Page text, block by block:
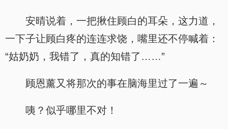
安晴说着，一把揪住顾白的耳朵，这力道，
一下子让顾白疼的连连求饶，嘴里还不停喊着：
“姑奶奶，我错了，真的知错了……”
顾恩薰又将那次的事在脑海里过了一遍～
咦？似乎哪里不对！